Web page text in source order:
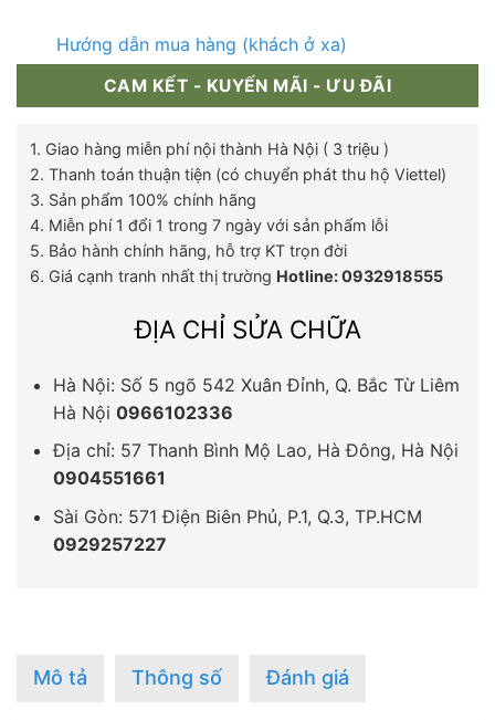
Hướng dẫn mua hàng (khách ở xa)
CAM KẾT - KUYẾN MÃI - ƯU ĐÃI
1. Giao hàng miễn phí nội thành Hà Nội ( 3 triệu )
2. Thanh toán thuận tiện (có chuyển phát thu hộ Viettel)
3. Sản phẩm 100% chính hãng
4. Miễn phí 1 đổi 1 trong 7 ngày với sản phẩm lỗi
5. Bảo hành chính hãng, hỗ trợ KT trọn đời
6. Giá cạnh tranh nhất thị trường Hotline: 0932918555
ĐỊA CHỈ SỬA CHỮA
Hà Nội: Số 5 ngõ 542 Xuân Đỉnh, Q. Bắc Từ Liêm
Hà Nội 0966102336
Địa chỉ: 57 Thanh Bình Mộ Lao, Hà Đông, Hà Nội
0904551661
Sài Gòn: 571 Điện Biên Phủ, P.1, Q.3, TP.HCM
0929257227
Mô tả Thông số Đánh giá